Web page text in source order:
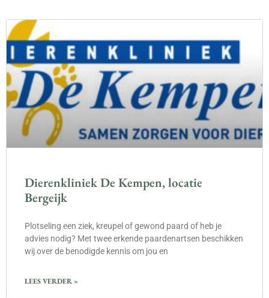
Dierenkliniek De Kempen, locatie
Bergeijk
Plotseling een ziek, kreupel of gewond paard of heb je
advies nodig? Met twee erkende paardenartsen beschikken
wij over de benodigde kennis om jou en
LEES VERDER »